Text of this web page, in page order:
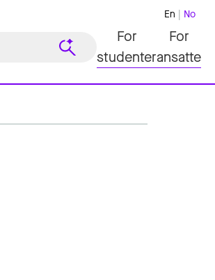
En No
For
studenter
For
ansatte